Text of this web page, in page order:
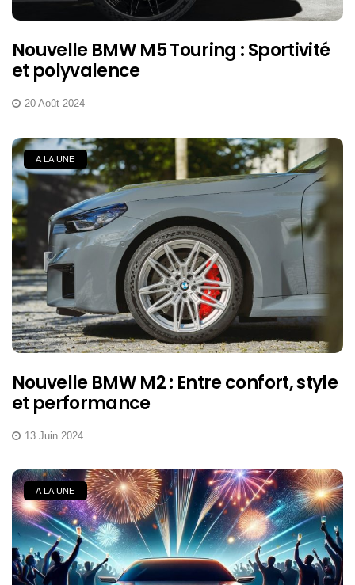
Nouvelle BMW M5 Touring : Sportivité
et polyvalence
20 Août 2024
A LA UNE
Nouvelle BMW M2 : Entre confort, style
et performance
13 Juin 2024
A LA UNE